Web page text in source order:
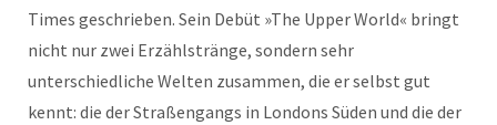
Times geschrieben. Sein Debüt »The Upper World« bringt
nicht nur zwei Erzählstränge, sondern sehr
unterschiedliche Welten zusammen, die er selbst gut
kennt: die der Straßengangs in Londons Süden und die der